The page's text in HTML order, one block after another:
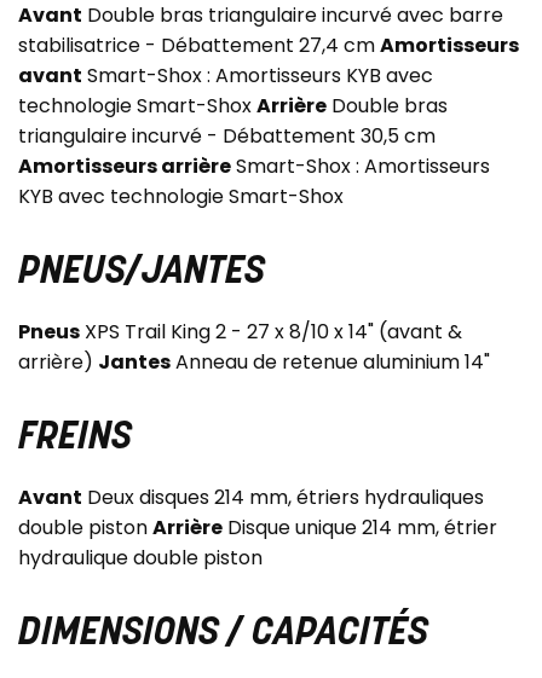
Avant Double bras triangulaire incurvé avec barre
stabilisatrice - Débattement 27,4 cmAmortisseurs
avant Smart-Shox : Amortisseurs KYB avec
technologie Smart-ShoxArrière Double bras
triangulaire incurvé - Débattement 30,5 cm
Amortisseurs arrièreSmart-Shox : Amortisseurs
KYB avec technologie Smart-Shox
PNEUS/JANTES
Pneus XPS Trail King 2 - 27 x 8/10 x 14" (avant &
arrière) JantesAnneau de retenue aluminium 14"
FREINS
Avant Deux disques 214 mm, étriers hydrauliques
double pistonArrière Disque unique 214 mm, étrier
hydraulique double piston
DIMENSIONS / CAPACITÉS